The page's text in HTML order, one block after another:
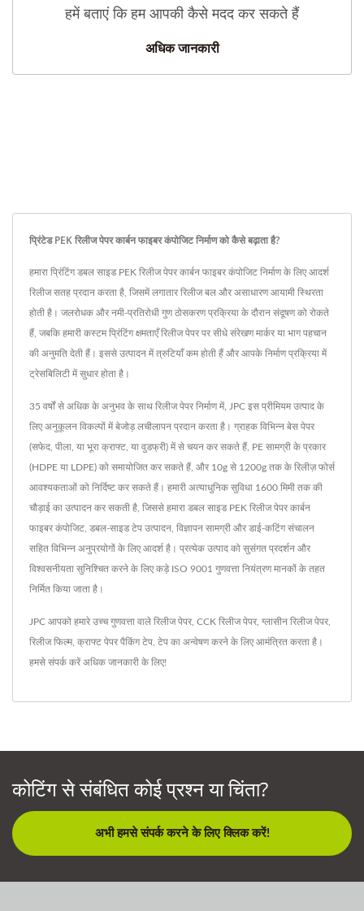
हमें बताएं कि हम आपकी कैसे मदद कर सकते हैं
अधिक जानकारी
प्रिंटेड PEK रिलीज पेपर कार्बन फाइबर कंपोजिट निर्माण को कैसे बढ़ाता है?
हमारा प्रिंटिंग डबल साइड PEK रिलीज पेपर कार्बन फाइबर कंपोजिट निर्माण के लिए आदर्श
रिलीज सतह प्रदान करता है, जिसमें लगातार रिलीज बल और असाधारण आयामी स्थिरता
होती है। जलरोधक और नमी-प्रतिरोधी गुण ठोसकरण प्रक्रिया के दौरान संदूषण को रोकते
हैं, जबकि हमारी कस्टम प्रिंटिंग क्षमताएँ रिलीज पेपर पर सीधे संरेखण मार्कर या भाग पहचान
की अनुमति देती हैं। इससे उत्पादन में त्रुटियाँ कम होती हैं और आपके निर्माण प्रक्रिया में
ट्रेसबिलिटी में सुधार होता है।
35 वर्षों से अधिक के अनुभव के साथ रिलीज पेपर निर्माण में, JPC इस प्रीमियम उत्पाद के
लिए अनुकूलन विकल्पों में बेजोड़ लचीलापन प्रदान करता है। ग्राहक विभिन्न बेस पेपर
(सफेद, पीला, या भूरा क्राफ्ट, या वुडफ्री) में से चयन कर सकते हैं, PE सामग्री के प्रकार
(HDPE या LDPE) को समायोजित कर सकते हैं, और 10g से 1200g तक के रिलीज़ फोर्स
आवश्यकताओं को निर्दिष्ट कर सकते हैं। हमारी अत्याधुनिक सुविधा 1600 मिमी तक की
चौड़ाई का उत्पादन कर सकती है, जिससे हमारा डबल साइड PEK रिलीज पेपर कार्बन
फाइबर कंपोजिट, डबल-साइड टेप उत्पादन, विज्ञापन सामग्री और डाई-कटिंग संचालन
सहित विभिन्न अनुप्रयोगों के लिए आदर्श है। प्रत्येक उत्पाद को सुसंगत प्रदर्शन और
विश्वसनीयता सुनिश्चित करने के लिए कड़े ISO 9001 गुणवत्ता नियंत्रण मानकों के तहत
निर्मित किया जाता है।
JPC आपको हमारे उच्च गुणवत्ता वाले रिलीज पेपर, CCK रिलीज पेपर, ग्लासीन रिलीज पेपर,
रिलीज फिल्म, क्राफ्ट पेपर पैकिंग टेप, टेप का अन्वेषण करने के लिए आमंत्रित करता है।
हमसे संपर्क करेंअधिक जानकारी के लिए!
कोटिंग से संबंधित कोई प्रश्न या चिंता?
अभी हमसे संपर्क करने के लिए क्लिक करें!